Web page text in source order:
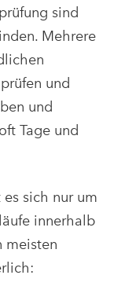
sind
Mehrere
und
und
Tage und
sich nur um
innerhalb
meisten